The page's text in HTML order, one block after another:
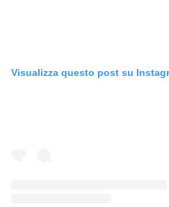
Visualizza questo post su